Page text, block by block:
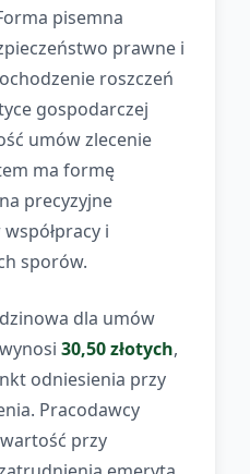
pisemna
prawne i
roszczeń
gospodarczej
umów zlecenie
ma formę
precyzyjne
i
sporów.
dla umów
30,50 złotych,
odniesienia przy
Pracodawcy
przy